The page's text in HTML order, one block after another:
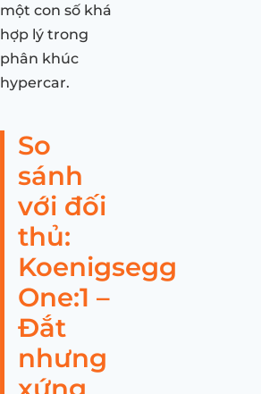
một con số khá
hợp lý trong
phân khúc
hypercar.
So
sánh
với đối
thủ:
Koenigsegg
One:1 –
Đắt
nhưng